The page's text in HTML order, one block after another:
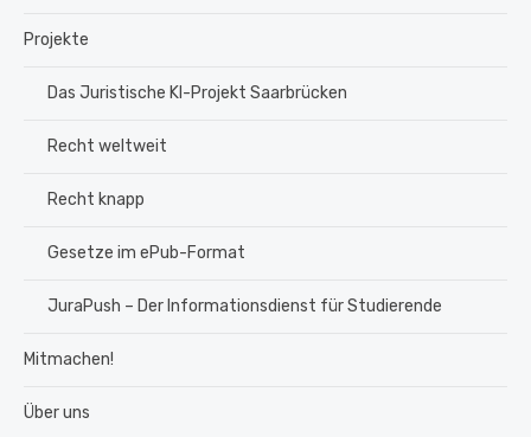
Projekte
Das Juristische KI-Projekt Saarbrücken
Recht weltweit
Recht knapp
Gesetze im ePub-Format
JuraPush – Der Informationsdienst für Studierende
Mitmachen!
Über uns